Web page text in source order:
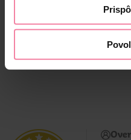
Jedn. cena 0,01 / KS